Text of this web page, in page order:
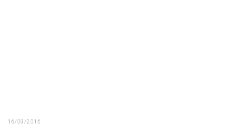
16/09/2016